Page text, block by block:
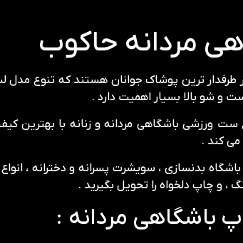
مردانه حاکوب
طرفدار ترین پوشاک جوانان هستند که تنوع
و شو بالا بسیار اهمیت دارد .
ست ورزشی باشگاهی مردانه و زنانه با
می کند .
باشگاه بدنسازی ، سویشرت پسرانه و دخترانه ،
، و چاپ دلخواه را تحویل بگیرید .
باشگاهی مردانه :